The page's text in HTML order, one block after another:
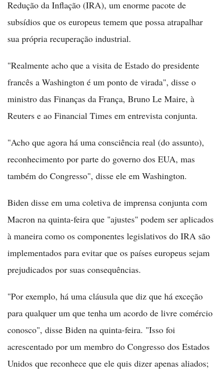
Redução da Inflação (IRA), um enorme pacote de
subsídios que os europeus temem que possa atrapalhar
sua própria recuperação industrial.
"Realmente acho que a visita de Estado do presidente
francês a Washington é um ponto de virada", disse o
ministro das Finanças da França, Bruno Le Maire, à
Reuters e ao Financial Times em entrevista conjunta.
"Acho que agora há uma consciência real (do assunto),
reconhecimento por parte do governo dos EUA, mas
também do Congresso", disse ele em Washington.
Biden disse em uma coletiva de imprensa conjunta com
Macron na quinta-feira que "ajustes" podem ser aplicados
à maneira como os componentes legislativos do IRA são
implementados para evitar que os países europeus sejam
prejudicados por suas consequências.
"Por exemplo, há uma cláusula que diz que há exceção
para qualquer um que tenha um acordo de livre comércio
conosco", disse Biden na quinta-feira. "Isso foi
acrescentado por um membro do Congresso dos Estados
Unidos que reconhece que ele quis dizer apenas aliados;